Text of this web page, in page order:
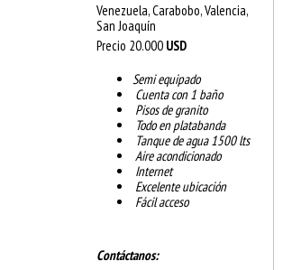
Venezuela, Carabobo, Valencia,
San Joaquín
Precio 20.000 USD
Semi equipado
Cuenta con 1 baño
Pisos de granito
Todo en platabanda
Tanque de agua 1500 lts
Aire acondicionado
Internet
Excelente ubicación
Fácil acceso
Contáctanos: